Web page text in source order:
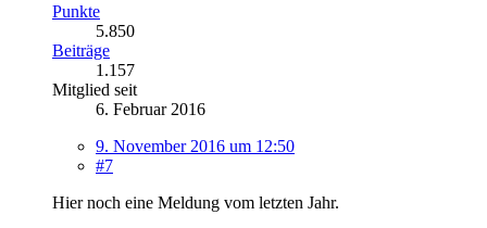
Punkte
5.850
Beiträge
1.157
Mitglied seit
6. Februar 2016
9. November 2016 um 12:50
#7
Hier noch eine Meldung vom letzten Jahr.